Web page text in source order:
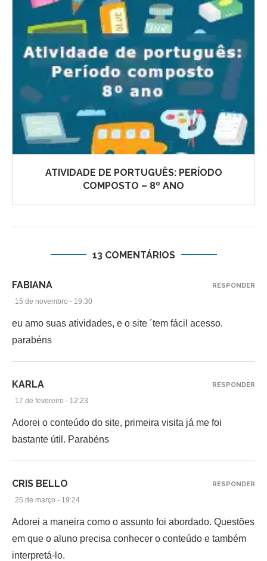
ATIVIDADE DE PORTUGUÊS: PERÍODO
COMPOSTO – 8º ANO
13 COMENTÁRIOS
FABIANA
15 de novembro - 19:30
eu amo suas atividades, e o site ´tem fácil acesso.
parabéns
RESPONDER
KARLA
17 de fevereiro - 12:23
Adorei o conteúdo do site, primeira visita já me foi
bastante útil. Parabéns
RESPONDER
CRIS BELLO
25 de março - 19:24
Adorei a maneira como o assunto foi abordado. Questões
em que o aluno precisa conhecer o conteúdo e também
interpretá-lo.
RESPONDER